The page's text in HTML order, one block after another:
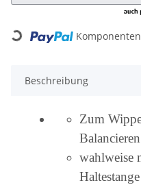
Loading...
Beschreibung
Zum
Balancieren
wahlweise
Haltestange